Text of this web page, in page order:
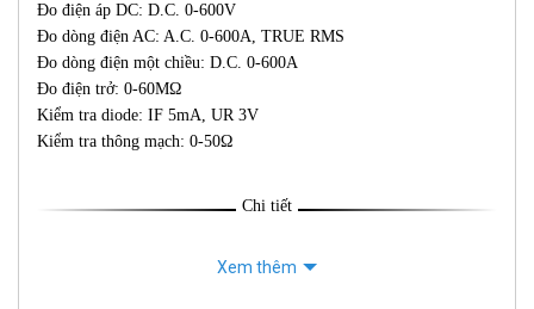
Đo điện áp DC: D.C. 0-600V
Đo dòng điện AC: A.C. 0-600A, TRUE RMS
Đo dòng điện một chiều: D.C. 0-600A
Đo điện trở: 0-60MΩ
Kiểm tra diode: IF 5mA, UR 3V
Kiểm tra thông mạch: 0-50Ω
Chi tiết
Xem thêm